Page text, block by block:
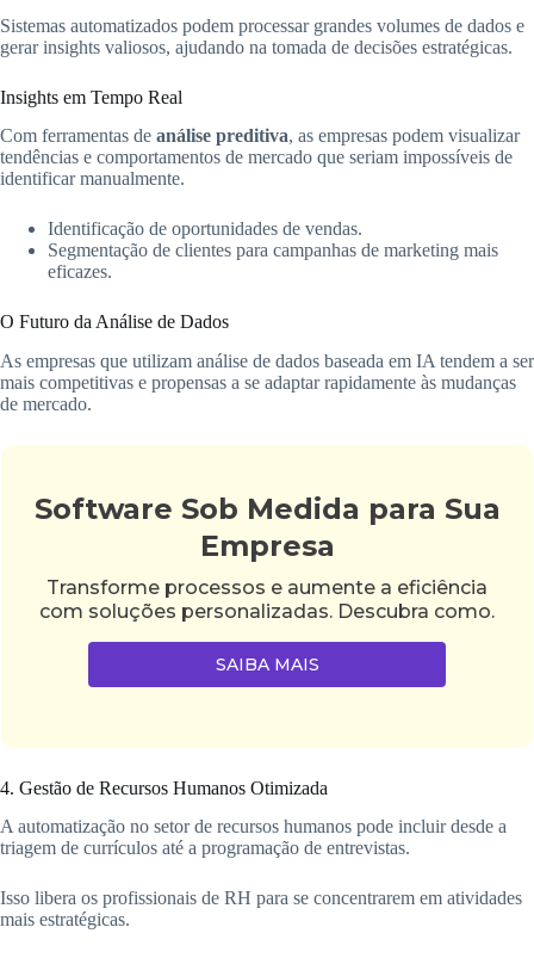
Sistemas automatizados podem processar grandes volumes de dados e
gerar insights valiosos, ajudando na tomada de decisões estratégicas.
Insights em Tempo Real
Com ferramentas de análise preditiva, as empresas podem visualizar
tendências e comportamentos de mercado que seriam impossíveis de
identificar manualmente.
Identificação de oportunidades de vendas.
Segmentação de clientes para campanhas de marketing mais
eficazes.
O Futuro da Análise de Dados
As empresas que utilizam análise de dados baseada em IA tendem a ser
mais competitivas e propensas a se adaptar rapidamente às mudanças
de mercado.
Software Sob Medida para Sua
Empresa
Transforme processos e aumente a eficiência
com soluções personalizadas. Descubra como.
SAIBA MAIS
4. Gestão de Recursos Humanos Otimizada
A automatização no setor de recursos humanos pode incluir desde a
triagem de currículos até a programação de entrevistas.
Isso libera os profissionais de RH para se concentrarem em atividades
mais estratégicas.